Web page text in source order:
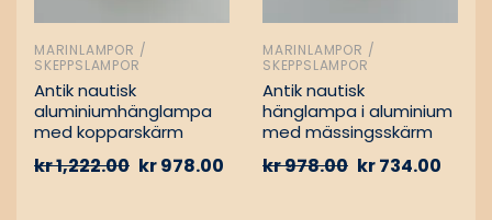
MARINLAMPOR /
SKEPPSLAMPOR
Antik nautisk
aluminiumhänglampa
med kopparskärm
kr1,222.00 kr978.00
MARINLAMPOR /
SKEPPSLAMPOR
Antik nautisk
hänglampa i aluminium
med mässingsskärm
kr978.00 kr734.00